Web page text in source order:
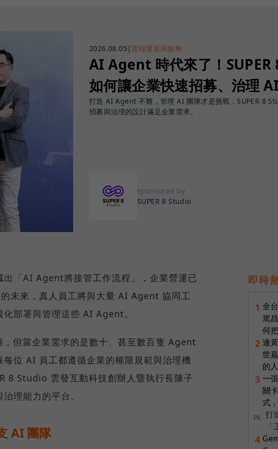
2026.08.05 | 雲端運算與服務
AI Agent 時代來了！SUPER
如何讓企業快速招募、治理
打造 AI Agent 不難，管理 AI 團隊才是挑戰，SUPER 8
招募與治理的設計滿足企業需求。
sponsored by
SUPER 8 Studio
「AI Agent將接管工作流程」，企業營運已
未來，真人員工將與大量 AI Agent 協同工
部署與管理這些 AI Agent。
但當企業需求的是數十、甚至數百隻 Agent
位 AI 員工都遵循企業的權限規範與治理機
8 Studio 雲發互動科技創辦人暨執行長陳子
理能力的平台。
AI 團隊
即時
1 全
篤
何
2 連
世
的
3 一
關
式
PR
打
4